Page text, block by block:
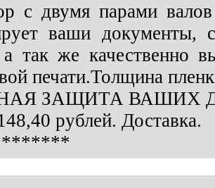
с двумя парами
ваши документы,
а так же качественно
печати.Толщина
ЗАЩИТА ВАШИХ
рублей. Доставка.